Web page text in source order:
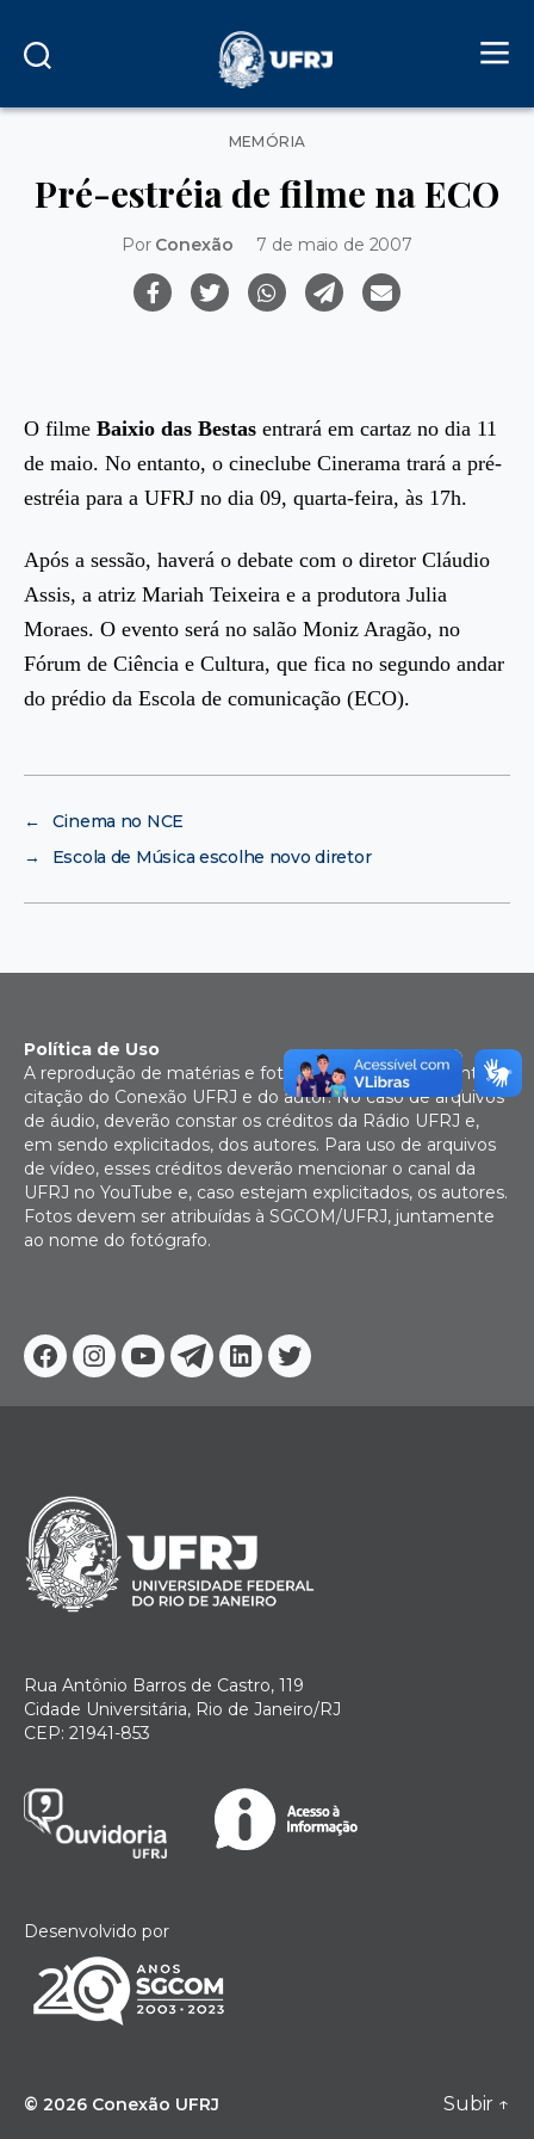
Categorias
MEMÓRIA
Pré-estréia de filme na ECO
Por Conexão 7 de maio de 2007
O filme Baixio das Bestas entrará em cartaz no dia 11
de maio. No entanto, o cineclube Cinerama trará a pré-
estréia para a UFRJ no dia 09, quarta-feira, às 17h.
Após a sessão, haverá o debate com o diretor Cláudio
Assis, a atriz Mariah Teixeira e a produtora Julia
Moraes. O evento será no salão Moniz Aragão, no
Fórum de Ciência e Cultura, que fica no segundo andar
do prédio da Escola de comunicação (ECO).
←
Cinema no NCE
→
Escola de Música escolhe novo diretor
Facebook
Instagram
YoutubeTelegram
Linkedin
Twitter
Política de Uso
A reprodução de matérias e fotografias é livre mediante
citação do Conexão UFRJ e do autor. No caso de arquivos
de áudio, deverão constar os créditos da Rádio UFRJ e,
em sendo explicitados, dos autores. Para uso de arquivos
de vídeo, esses créditos deverão mencionar o canal da
UFRJ no YouTube e, caso estejam explicitados, os autores.
Fotos devem ser atribuídas à SGCOM/UFRJ, juntamente
ao nome do fotógrafo.
Rua Antônio Barros de Castro, 119
Cidade Universitária, Rio de Janeiro/RJ
CEP: 21941-853
Desenvolvido por
© 2026 Conexão UFRJ Subir ↑